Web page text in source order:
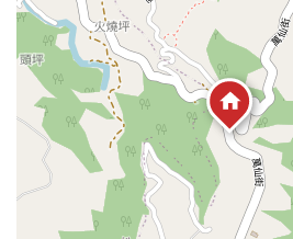
40 年以上
售價